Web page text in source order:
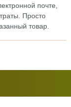
почте,
Просто
товар.